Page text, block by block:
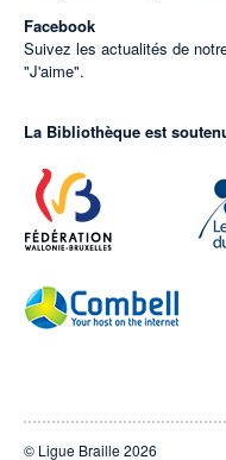
Facebook
Suivez les actualités de
"J'aime".
La Bibliothèque est
© Ligue Braille 2026